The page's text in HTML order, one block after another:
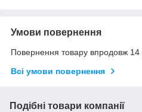
Умови повернення
Повернення товару впродовж 14
Всі умови повернення
Подібні товари компанії